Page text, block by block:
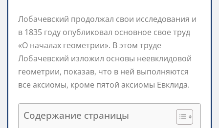
Лобачевский продолжал свои исследования и
в 1835 году опубликовал основное свое труд
«О началах геометрии». В этом труде
Лобачевский изложил основы неевклидовой
геометрии, показав, что в ней выполняются
все аксиомы, кроме пятой аксиомы Евклида.
Содержание страницы